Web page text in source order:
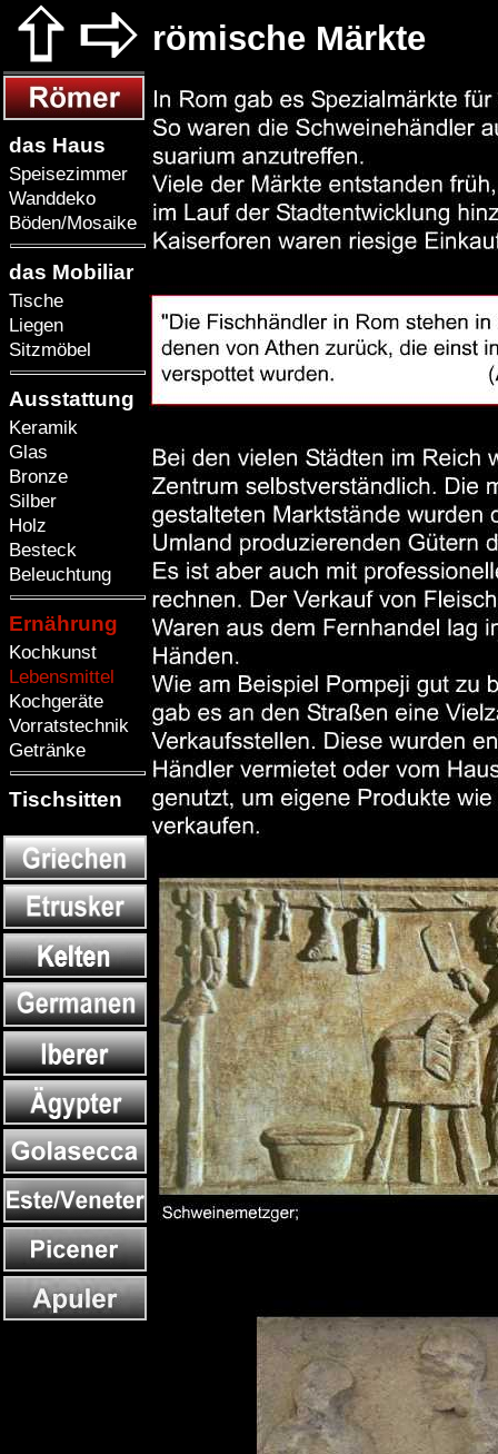
das Haus
Speisezimmer
Wanddeko
Böden/Mosaike
das Mobiliar
Tische
Liegen
Sitzmöbel
Ausstattung
Keramik
Glas
Bronze
Silber
Holz
Besteck
Beleuchtung
Ernährung
Kochkunst
Lebensmittel
Kochgeräte
Vorratstechnik
Getränke
Tischsitten
römische Märkte